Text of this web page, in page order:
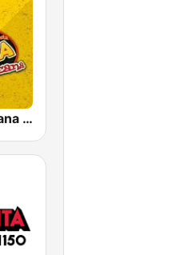
Fiesta Mexicana 106.3 FM